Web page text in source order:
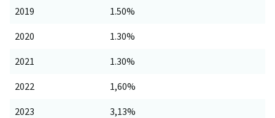
2019 1.50%
2020 1.30%
2021 1.30%
2022 1,60%
2023 3,13%